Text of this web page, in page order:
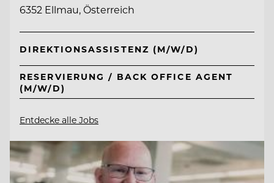
6352 Ellmau, Österreich
DIREKTIONSASSISTENZ (M/W/D)
RESERVIERUNG / BACK OFFICE AGENT
(M/W/D)
Entdecke alle Jobs